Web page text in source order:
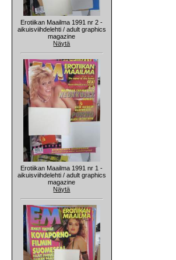
Erotiikan Maailma 1991 nr 2 -
aikuisviihdelehti / adult graphics
magazine
Näytä
Erotiikan Maailma 1991 nr 1 -
aikuisviihdelehti / adult graphics
magazine
Näytä